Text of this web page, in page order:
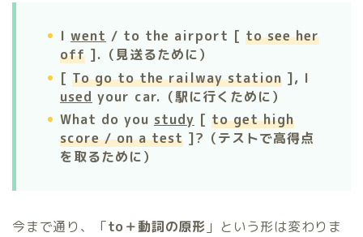
I went / to the airport [ to see her
off ].（見送るために）
[ To go to the railway station ], I
used your car.（駅に行くために）
What do you study [ to get high
score / on a test ]?（テストで高得点
を取るために）
今まで通り、「to＋動詞の原形 」という形は変わりま